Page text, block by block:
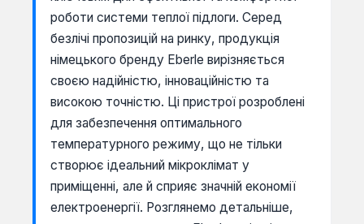
роботи системи теплої підлоги. Серед
безлічі пропозицій на ринку, продукція
німецького бренду Eberle вирізняється
своєю надійністю, інноваційністю та
високою точністю. Ці пристрої розроблені
для забезпечення оптимального
температурного режиму, що не тільки
створює ідеальний мікроклімат у
приміщенні, але й сприяє значній економії
електроенергії. Розглянемо детальніше,